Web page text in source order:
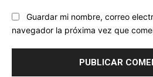
Guardar mi nombre, correo
navegador la próxima vez que